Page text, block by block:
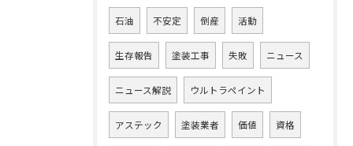
石油 不安定 倒産 活動
生存報告 塗装工事 失敗 ニュース
ニュース解説 ウルトラペイント
アステック 塗装業者 価値 資格